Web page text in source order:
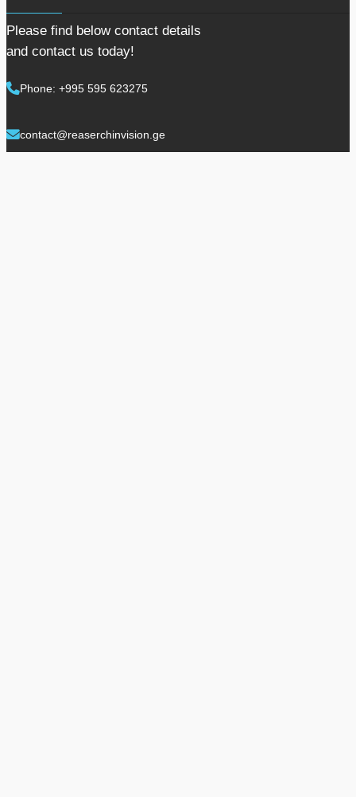
Please find below contact details
and contact us today!
Phone: +995 595 623275
contact@reaserchinvision.ge